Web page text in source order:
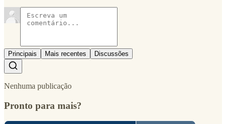
Principais Mais recentes Discussões
Nenhuma publicação
Pronto para mais?